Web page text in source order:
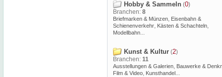
Hobby & Sammeln (0)
Branchen: 8
Briefmarken & Münzen, Eisenbahn &
Schienenverkehr, Kästen & Schachteln,
Modellbahn...
Kunst & Kultur (2)
Branchen: 11
Ausstellungen & Galerien, Bauwerke &
Film & Video, Kunsthandel...